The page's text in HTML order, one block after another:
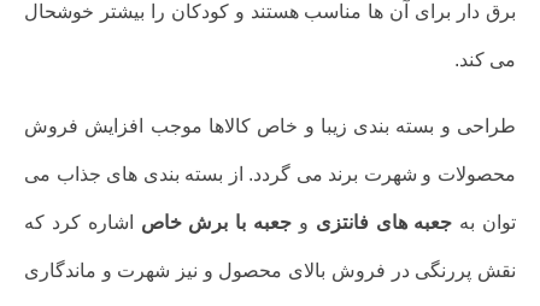
برق دار برای آن ها مناسب هستند و کودکان را بیشتر خوشحال
می کند.
طراحی و بسته بندی زیبا و خاص کالاها موجب افزایش فروش
محصولات و شهرت برند می گردد. از بسته بندی های جذاب می
توان به جعبه های فانتزی و جعبه با برش خاص اشاره کرد که
نقش پررنگی در فروش بالای محصول و نیز شهرت و ماندگاری